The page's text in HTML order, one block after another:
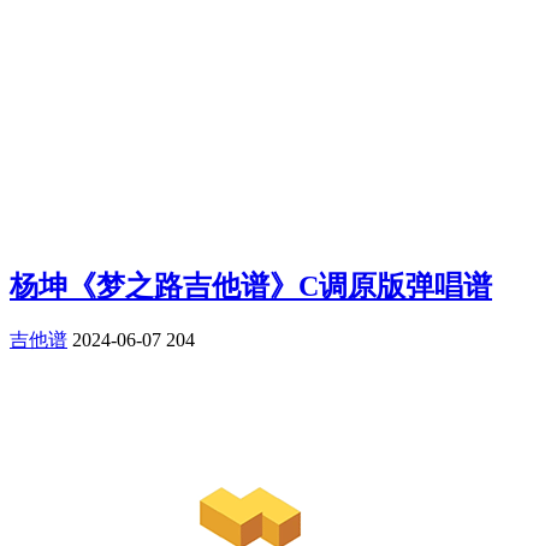
杨坤《梦之路吉他谱》C调原版弹唱谱
吉他谱 2024-06-07 204